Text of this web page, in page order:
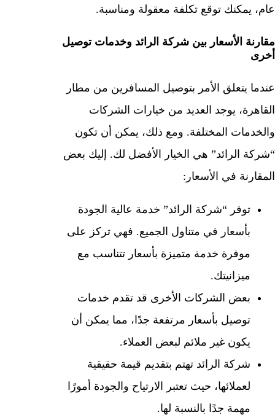
عام، يمكنك توقع تكلفة معقولة ومناسبة.
مقارنة الأسعار بين شركة الرائد وخدمات توصيل
أخرى
عندما يتعلق الأمر بتوصيل المسافرين من مطار
القاهرة، يوجد العديد من خيارات الشركات
والخدمات المختلفة. ومع ذلك، يمكن أن تكون
“شركة الرائد” هي الخيار الأفضل لك. إليك بعض
المقارنة في الأسعار:
توفر “شركة الرائد” خدمة عالية الجودة
بأسعار في متناول الجميع. فهي تركز على
موفرة خدمة متميزة بأسعار تتناسب مع
ميزانيتك.
بعض الشركات الأخرى قد تقدم خدمات
توصيل بأسعار مرتفعة جدًا، مما يمكن أن
يكون غير ملائم لبعض العملاء.
شركة الرائد تهتم بتقديم قيمة حقيقية
لعملائها، حيث تعتبر الارتياح والجودة أمورًا
مهمة جدًا بالنسبة لها.